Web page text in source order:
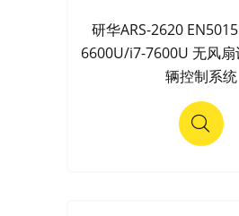
研华ARS-2620
6600U/i7-7600U 无风
辆控制系统